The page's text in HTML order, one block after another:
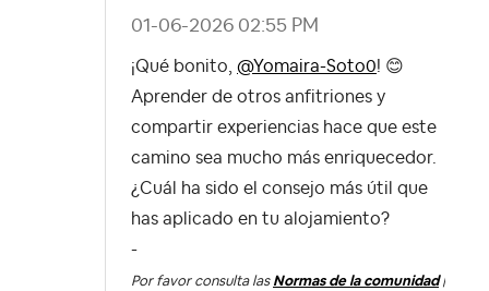
‎01-06-2026 02:55 PM
¡Qué bonito, @Yomaira-Soto0! 😊
Aprender de otros anfitriones y
compartir experiencias hace que este
camino sea mucho más enriquecedor.
¿Cuál ha sido el consejo más útil que
has aplicado en tu alojamiento?
-
Por favor consulta las Normas de la comunidad|